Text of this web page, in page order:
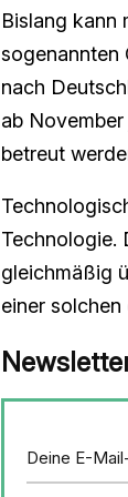
Bislang kann
sogenannten
nach
ab
betreut
Technologie.
gleichmäßig
einer